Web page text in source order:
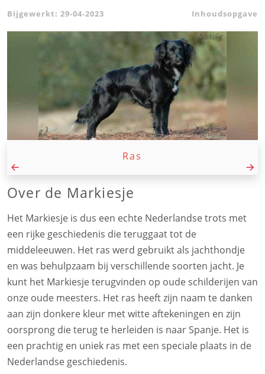
Bijgewerkt: 29-04-2023 Inhoudsopgave
Ras
Over de Markiesje
Het Markiesje is dus een echte Nederlandse trots met
een rijke geschiedenis die teruggaat tot de
middeleeuwen. Het ras werd gebruikt als jachthondje
en was behulpzaam bij verschillende soorten jacht. Je
kunt het Markiesje terugvinden op oude schilderijen van
onze oude meesters. Het ras heeft zijn naam te danken
aan zijn donkere kleur met witte aftekeningen en zijn
oorsprong die terug te herleiden is naar Spanje. Het is
een prachtig en uniek ras met een speciale plaats in de
Nederlandse geschiedenis.